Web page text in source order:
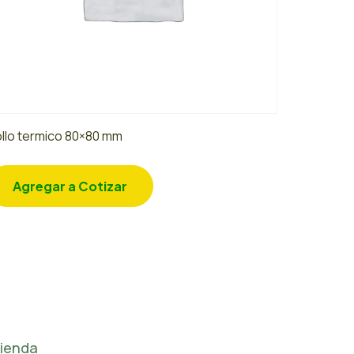
termico 80×80 mm
Agregar a Cotizar